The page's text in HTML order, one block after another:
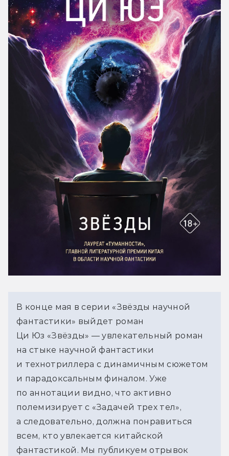
В конце мая в серии «Звёзды научной
фантастики» выйдет роман
Ци Юз «Звёзды» — увлекательный роман
на стыке научной фантастики
и технотриллера с динамичным сюжетом
и парадоксальным финалом. Уже
по аннотации видно, что активно
полемизирует с «Задачей трех тел»,
а следовательно, должна понравиться
всем, кто увлекается китайской
фантастикой. Мы публикуем отрывок